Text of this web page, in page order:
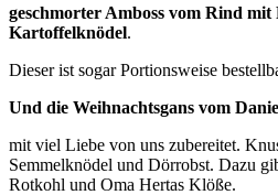
geschmorter Amboss vom Rind
Kartoffelknödel.
Dieser ist sogar Portionsweise
Und die Weihnachtsgans vom
mit viel Liebe von uns zubereitet.
Semmelknödel und Dörrobst. Dazu
Rotkohl und Oma Hertas Klöße.